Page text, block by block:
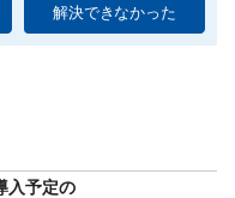
解決できなかった
入予定の